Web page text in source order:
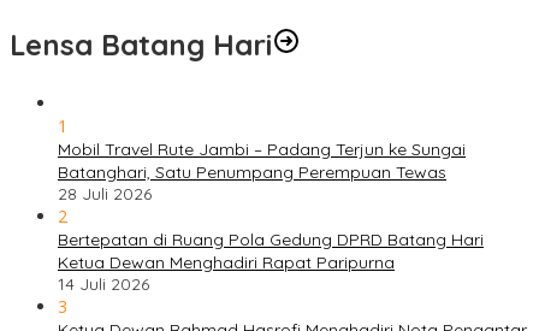
Lensa Batang Hari
1
Mobil Travel Rute Jambi – Padang Terjun ke Sungai
Batanghari, Satu Penumpang Perempuan Tewas
28 Juli 2026
2
Bertepatan di Ruang Pola Gedung DPRD Batang Hari
Ketua Dewan Menghadiri Rapat Paripurna
14 Juli 2026
3